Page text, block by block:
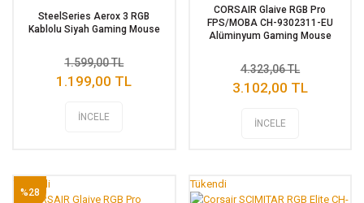
SteelSeries Aerox 3 RGB
Kablolu Siyah Gaming Mouse
1.199,00 TL
1.599,00 TL
İNCELE
CORSAIR Glaive RGB Pro
FPS/MOBA CH-9302311-EU
Alüminyum Gaming Mouse
3.102,00 TL
4.323,06 TL
İNCELE
%28
Tükendi Tükendi